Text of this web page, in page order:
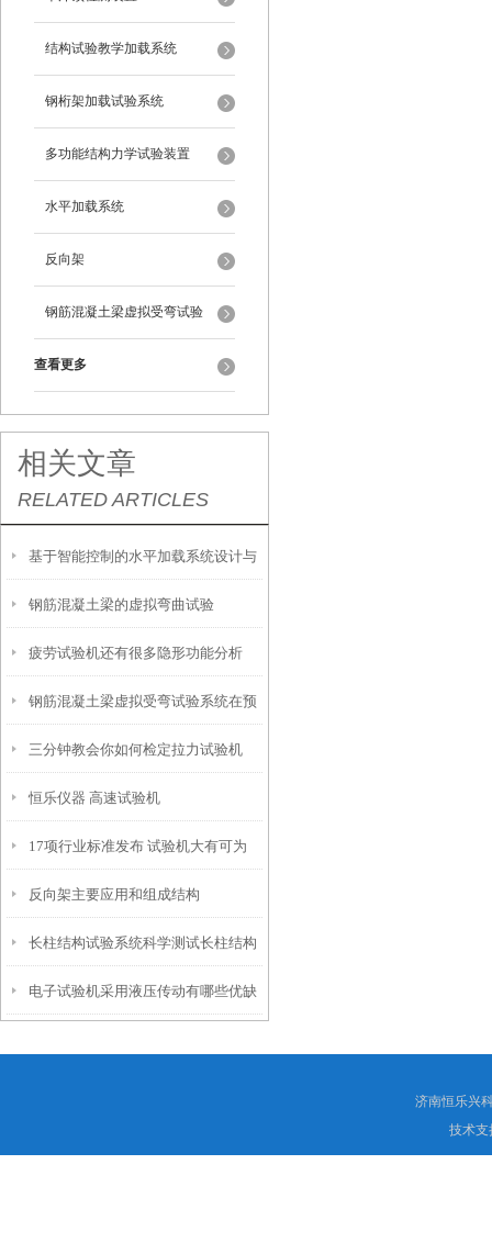
结构试验教学加载系统
钢桁架加载试验系统
多功能结构力学试验装置
水平加载系统
反向架
钢筋混凝土梁虚拟受弯试验
查看更多
相关文章
RELATED ARTICLES
基于智能控制的水平加载系统设计与
实现
钢筋混凝土梁的虚拟弯曲试验
疲劳试验机还有很多隐形功能分析
钢筋混凝土梁虚拟受弯试验系统在预
应力混凝土梁研究中的应用
三分钟教会你如何检定拉力试验机
恒乐仪器 高速试验机
17项行业标准发布 试验机大有可为
反向架主要应用和组成结构
长柱结构试验系统科学测试长柱结构
的抗压与抗弯能力
电子试验机采用液压传动有哪些优缺
济南恒乐兴
技术支